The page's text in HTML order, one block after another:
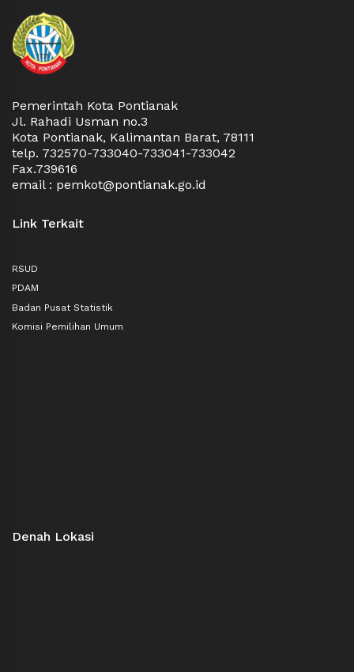
Pemerintah Kota Pontianak
Jl. Rahadi Usman no.3
Kota Pontianak, Kalimantan Barat, 78111
telp. 732570-733040-733041-733042
Fax.739616
email : pemkot@pontianak.go.id
Link Terkait
RSUD
PDAM
Badan Pusat Statistik
Komisi Pemilihan Umum
Denah Lokasi